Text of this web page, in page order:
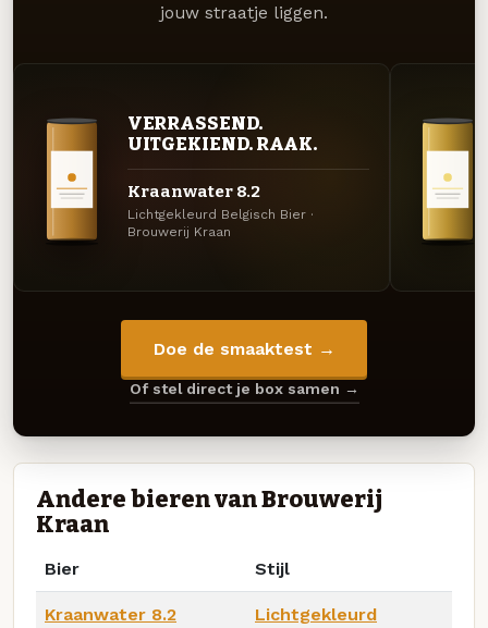
jouw straatje liggen.
VERRASSEND.
UITGEKIEND. RAAK.
Kraanwater 8.2
Lichtgekleurd Belgisch Bier ·
Brouwerij Kraan
Doe de smaaktest →
Of stel direct je box samen →
Andere bieren van Brouwerij
Kraan
Bier Stijl
Kraanwater 8.2
Lichtgekleurd